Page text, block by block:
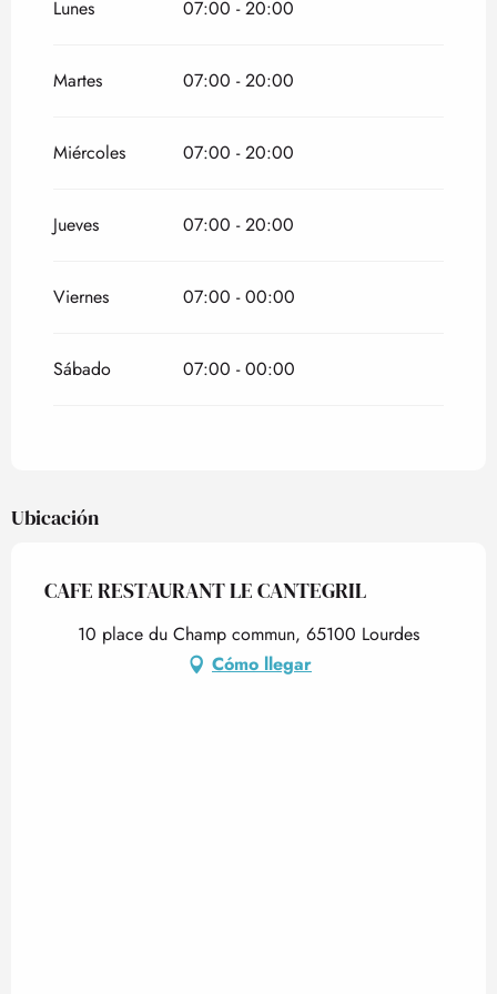
Lunes 07:00 - 20:00
Martes 07:00 - 20:00
Miércoles 07:00 - 20:00
Jueves 07:00 - 20:00
Viernes 07:00 - 00:00
Sábado 07:00 - 00:00
Ubicación
CAFE RESTAURANT LE CANTEGRIL
10 place du Champ commun, 65100 Lourdes
Cómo llegar